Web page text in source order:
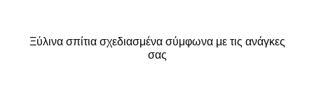
Ξύλινα σπίτια σχεδιασμένα σύμφωνα με τις ανάγκες
σας